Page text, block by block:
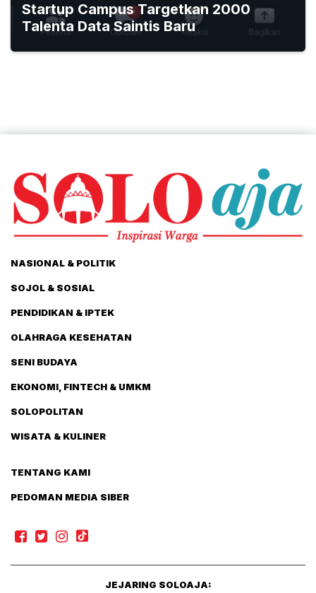
Startup Campus Targetkan 2000
Talenta Data Saintis Baru
NASIONAL & POLITIK
SOJOL & SOSIAL
PENDIDIKAN & IPTEK
OLAHRAGA KESEHATAN
SENI BUDAYA
EKONOMI, FINTECH & UMKM
SOLOPOLITAN
WISATA & KULINER
TENTANG KAMI
PEDOMAN MEDIA SIBER
JEJARING SOLOAJA: